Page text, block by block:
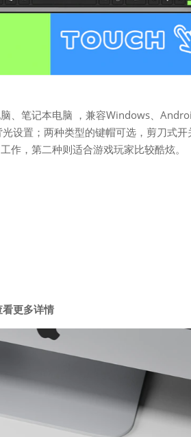
、笔记本电脑 ，兼容Windows、
设置；两种类型的键帽可选，剪刀式开
作，第二种则适合游戏玩家比较酷炫。
更多详情